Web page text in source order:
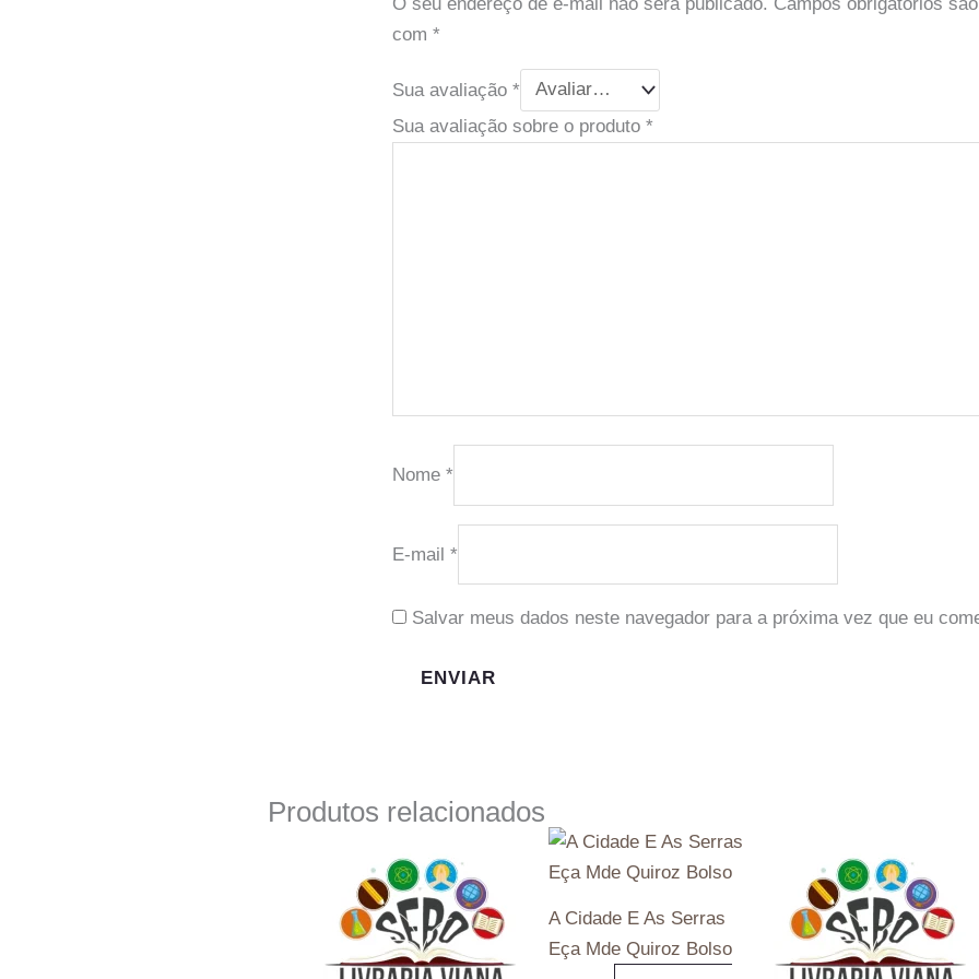
com *
Sua avaliação *
Sua avaliação sobre o produto *
Nome *
E-mail *
Salvar meus dados neste navegador para a próxima vez que eu
Produtos relacionados
A Cidade E As Serras
Eça Mde Quiroz Bolso